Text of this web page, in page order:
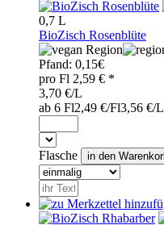
0,7 L
BioZisch Rosenblüte
Region
Pfand: 0,15€
pro Fl 2,59 € *
3,70 €/L
ab 6 Fl2,49 €/Fl3,56 €/L
Flasche